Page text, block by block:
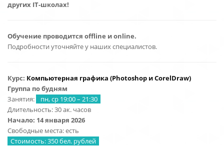
других IT-школах!
Обучение проводится offline и online.
Подробности уточняйте у наших специалистов.
Курс: Компьютерная графика (Photoshop и CorelDraw)
Группа по будням
Занятия:
пн, ср 19:00 – 21:30
Длительность: 30 ак. часов
Начало: 14 января 2026
Свободные места: есть
Стоимость: 350 бел. рублей